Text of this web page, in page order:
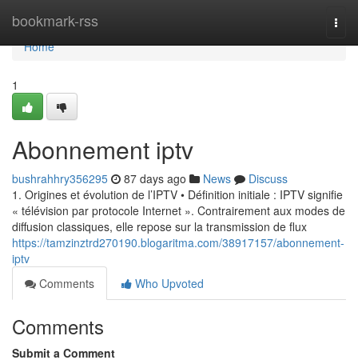
bookmark-rss
Home
Home
1
Abonnement iptv
bushrahhry356295 87 days ago News
Discuss
1. Origines et évolution de l’IPTV • Définition initiale : IPTV signifie
« télévision par protocole Internet ». Contrairement aux modes de
diffusion classiques, elle repose sur la transmission de flux
https://tamzinztrd270190.blogaritma.com/38917157/abonnement-
iptv
Comments
Who Upvoted
Comments
Submit a Comment